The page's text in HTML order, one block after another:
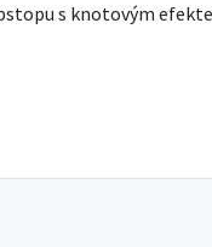
s knotovým